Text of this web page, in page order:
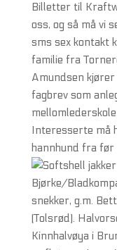
Billetter til
oss, og så må vi
sms sex kontakt
familie fra
Amundsen
fagbrev som
Interesserte må
hannhund fra før
Bjørke/
snekker, g.m.
(Tolsrød).
Kinnhalvøya i